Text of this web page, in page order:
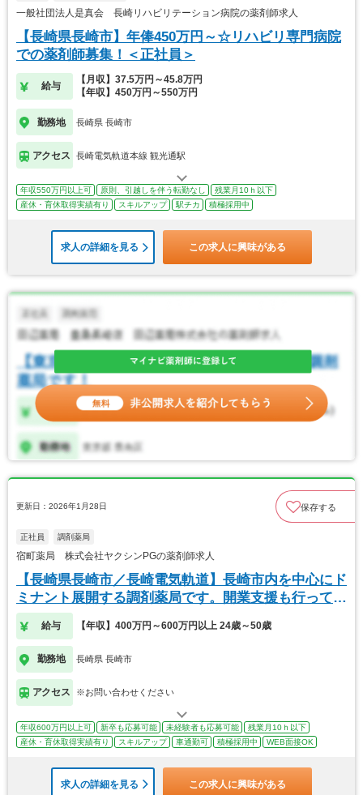
一般社団法人是真会 長崎リハビリテーション病院の薬剤師求人
【長崎県長崎市】年俸450万円～☆リハビリ専門病院
での薬剤師募集！＜正社員＞
給与
【月収】37.5万円～45.8万円
【年収】450万円～550万円
勤務地 長崎県 長崎市
アクセス 長崎電気軌道本線 観光通駅
年収550万円以上可 原則、引越しを伴う転勤なし
残業月10ｈ以下
産休・育休取得実績有り
スキルアップ 駅チカ 積極採用中
求人の詳細を見る この求人に興味がある
更新日：2026年1月28日 保存する
正社員 調剤薬局
宿町薬局 株式会社ヤクシンPGの薬剤師求人
【長崎県長崎市／長崎電気軌道】長崎市内を中心にド
ミナント展開する調剤薬局です。開業支援も行ってま
す。
給与 【年収】400万円～600万円以上 24歳～50歳
勤務地 長崎県 長崎市
アクセス ※お問い合わせください
年収600万円以上可 新卒も応募可能 未経験者も応募可能
残業月10ｈ以下
産休・育休取得実績有り
スキルアップ 車通勤可 積極採用中 WEB面接OK
求人の詳細を見る この求人に興味がある